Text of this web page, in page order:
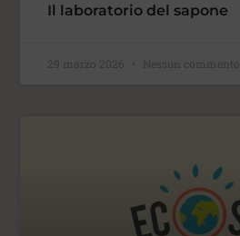
Il laboratorio del sapone
29 marzo 2026 Nessun commento